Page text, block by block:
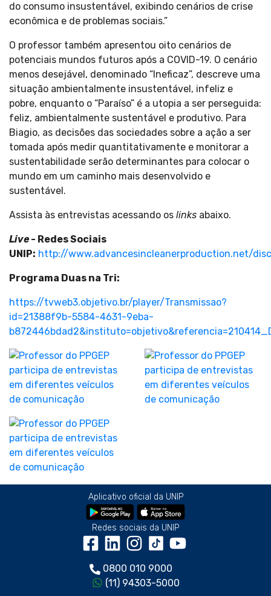
do consumo insustentável, exibindo cenários de crise
econômica e de problemas sociais.”
O professor também apresentou oito cenários de
potenciais mundos futuros após a COVID-19. O cenário
menos desejável, denominado “Ineficaz”, descreve uma
situação ambientalmente insustentável, infeliz e
pobre, enquanto o “Paraíso” é a utopia a ser perseguida:
feliz, ambientalmente sustentável e produtivo. Para
Biagio, as decisões das sociedades sobre a ação a ser
tomada após medir quantitativamente e monitorar a
sustentabilidade serão determinantes para colocar o
mundo em um caminho mais desenvolvido e
sustentável.
Assista às entrevistas acessando os links abaixo.
Live- Redes Sociais
UNIP: http://www.advancesincleanerproduction.net/
Programa Duas na Tri:
https://tvweb3.objetivo.br/player/Transmissao?
id=21388f9b-5584-4631-9eba-
Aplicativo oficial da UNIP
Redes sociais da UNIP
0800 010 9000
(11) 94303-5000